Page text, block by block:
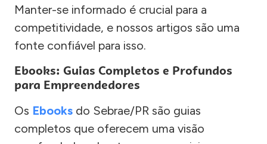
Manter-se informado é crucial para a
competitividade, e nossos artigos são uma
fonte confiável para isso.
Ebooks: Guias Completos e Profundos
para Empreendedores
Os Ebooks do Sebrae/PR são guias
completos que oferecem uma visão